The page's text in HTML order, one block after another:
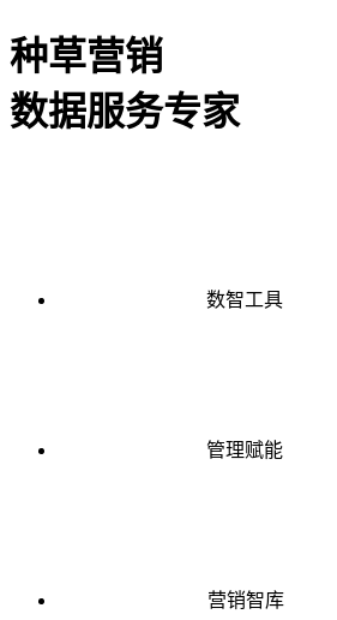
种草营销
数据服务专家
数智工具
管理赋能
营销智库